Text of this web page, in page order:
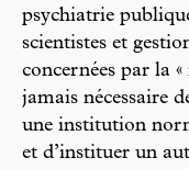
psychiatrie
scientistes et
concernées par la
jamais nécessaire
une institution
et d’instituer un